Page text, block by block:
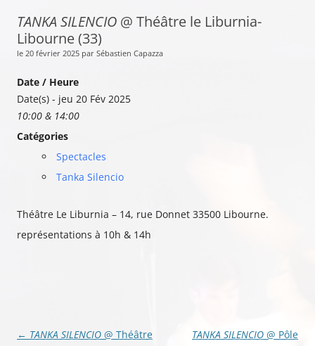
TANKA SILENCIO @ Théâtre le Liburnia-
Libourne (33)
le 20 février 2025 par Sébastien Capazza
Date / Heure
Date(s) - jeu 20 Fév 2025
10:00 & 14:00
Catégories
Spectacles
Tanka Silencio
Théâtre Le Liburnia – 14, rue Donnet 33500 Libourne.
représentations à 10h & 14h
Navigation
← TANKA SILENCIO @ Théâtre
TANKA SILENCIO @ Pôle